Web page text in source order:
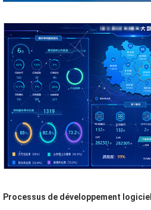
Processus de développement